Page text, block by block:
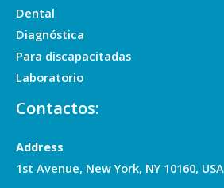
Dental
Diagnóstica
Para discapacitadas
Laboratorio
Contactos:
Address
1st Avenue, New York, NY 10160, USA